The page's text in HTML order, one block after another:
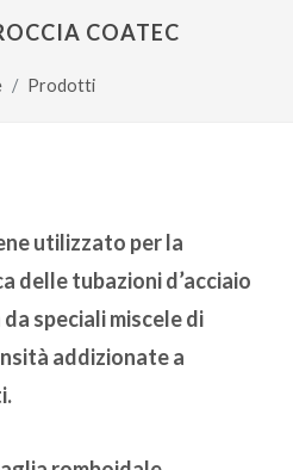
COATEC
Prodotti
utilizzato per la
delle tubazioni d’acciaio
speciali miscele di
addizionate a